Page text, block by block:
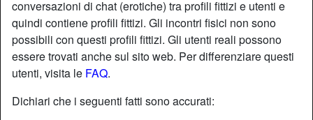
conversazioni di chat (erotiche) tra profili fittizi e utenti e
quindi contiene profili fittizi. Gli incontri fisici non sono
possibili con questi profili fittizi. Gli utenti reali possono
essere trovati anche sul sito web. Per differenziare questi
utenti, visita le FAQ.
Dichiari che i seguenti fatti sono accurati:
starAggiungi chatChatta adesso